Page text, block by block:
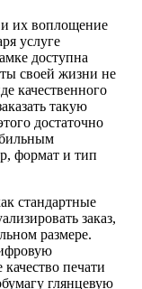
их воплощение
услуге
доступна
своей жизни не
качественного
такую
достаточно
формат и тип
стандартные
заказ,
размере.
печати
глянцевую